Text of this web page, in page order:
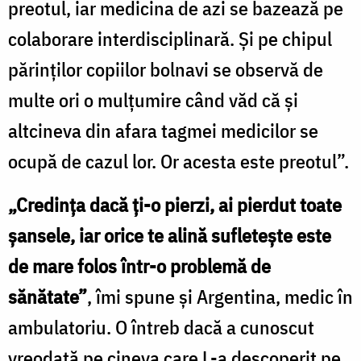
preotul, iar medicina de azi se bazează pe
colaborare interdisciplinară. Şi pe chipul
părinţilor copiilor bolnavi se observă de
multe ori o mulţumire când văd că şi
altcineva din afara tagmei medicilor se
ocupă de cazul lor. Or acesta este preotul”.
„Credinţa dacă ţi-o pierzi, ai pierdut toate
şansele, iar orice te alină sufleteşte este
de mare folos într-o problemă de
sănătate”, îmi spune şi Argentina, medic în
ambulatoriu. O întreb dacă a cunoscut